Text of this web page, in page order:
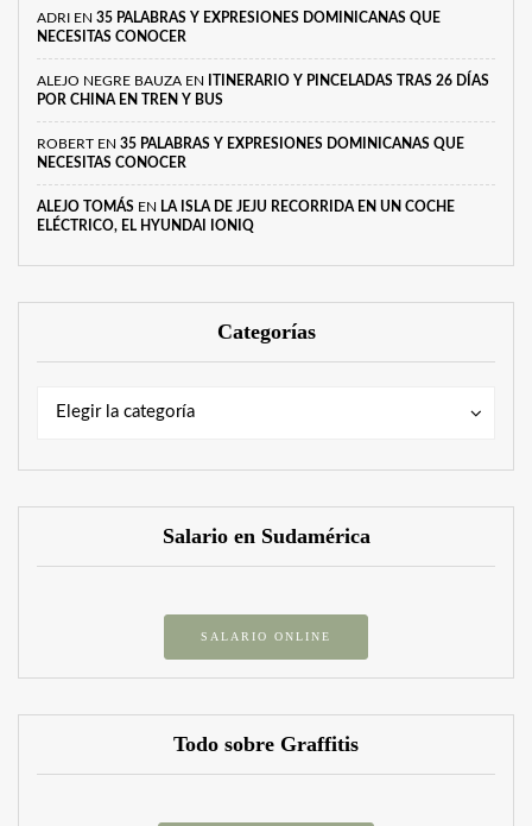
ADRI EN 35 PALABRAS Y EXPRESIONES DOMINICANAS QUE
NECESITAS CONOCER
ALEJO NEGRE BAUZA EN
ITINERARIO Y PINCELADAS TRAS 26 DÍAS
POR CHINA EN TREN Y BUS
ROBERT EN 35 PALABRAS Y EXPRESIONES DOMINICANAS QUE
NECESITAS CONOCER
ALEJO TOMÁS EN LA ISLA DE JEJU RECORRIDA EN UN COCHE
ELÉCTRICO, EL HYUNDAI IONIQ
Categorías
Categorías
Elegir la categoría
Categorías
Salario en Sudamérica
SALARIO ONLINE
Todo sobre Graffitis